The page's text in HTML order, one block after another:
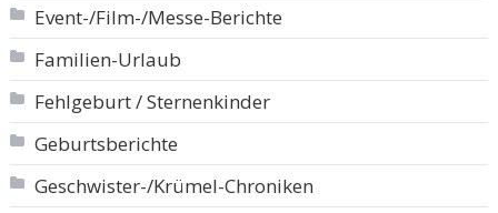
Event-/Film-/Messe-Berichte
Familien-Urlaub
Fehlgeburt / Sternenkinder
Geburtsberichte
Geschwister-/Krümel-Chroniken